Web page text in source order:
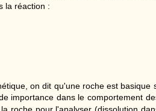
la réaction :
on dit qu'une roche est basique
importance dans le comportement